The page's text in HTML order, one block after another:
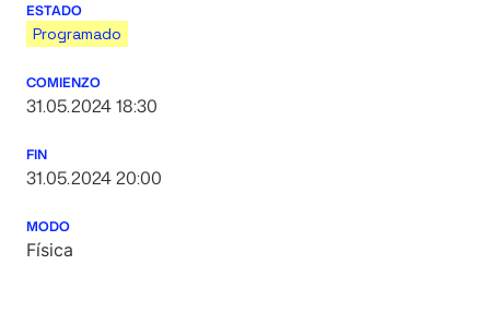
ESTADO
Programado
COMIENZO
31.05.2024 18:30
FIN
31.05.2024 20:00
MODO
Física